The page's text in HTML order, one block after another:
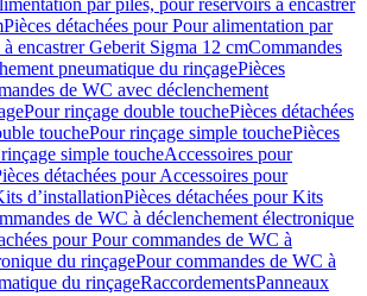
par piles, pour réservoirs à encastrer
Pièces détachées pour Pour alimentation par
encastrer Geberit Sigma 12 cmCommandes
pneumatique du rinçagePièces
de WC avec déclenchement
Pour rinçage double touchePièces détachées
touchePour rinçage simple touchePièces
simple toucheAccessoires pour
détachées pour Accessoires pour
d’installationPièces détachées pour Kits
de WC à déclenchement électronique
pour Pour commandes de WC à
du rinçagePour commandes de WC à
du rinçageRaccordementsPanneaux